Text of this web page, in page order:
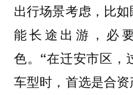
出行场景考虑，比
能长途出游，必
色。 “在迁安市区，
车型时，首选是合